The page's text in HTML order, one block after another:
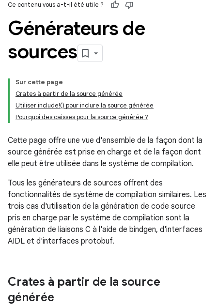
Ce contenu vous a-t-il été utile ?
Générateurs de
sources
Sur cette page
Crates à partir de la source générée
Utiliser include!() pour inclure la source générée
Pourquoi des caisses pour la source générée ?
Cette page offre une vue d'ensemble de la façon dont la
source générée est prise en charge et de la façon dont
elle peut être utilisée dans le système de compilation.
Tous les générateurs de sources offrent des
fonctionnalités de système de compilation similaires. Les
trois cas d'utilisation de la génération de code source
pris en charge par le système de compilation sont la
génération de liaisons C à l'aide de bindgen, d'interfaces
AIDL et d'interfaces protobuf.
Crates à partir de la source
générée